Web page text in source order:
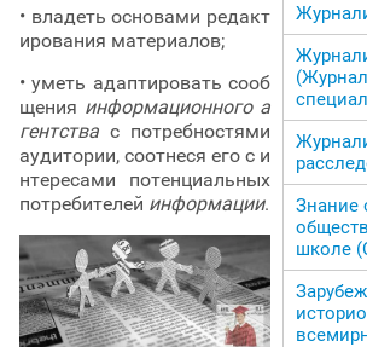
• владеть основами редакт
ирования материалов;
• уметь адаптировать сооб
щения информационного а
гентства с потребностями
аудитории, соотнеся его с и
нтересами потенциальных
потребителей информации.
Знание
школе